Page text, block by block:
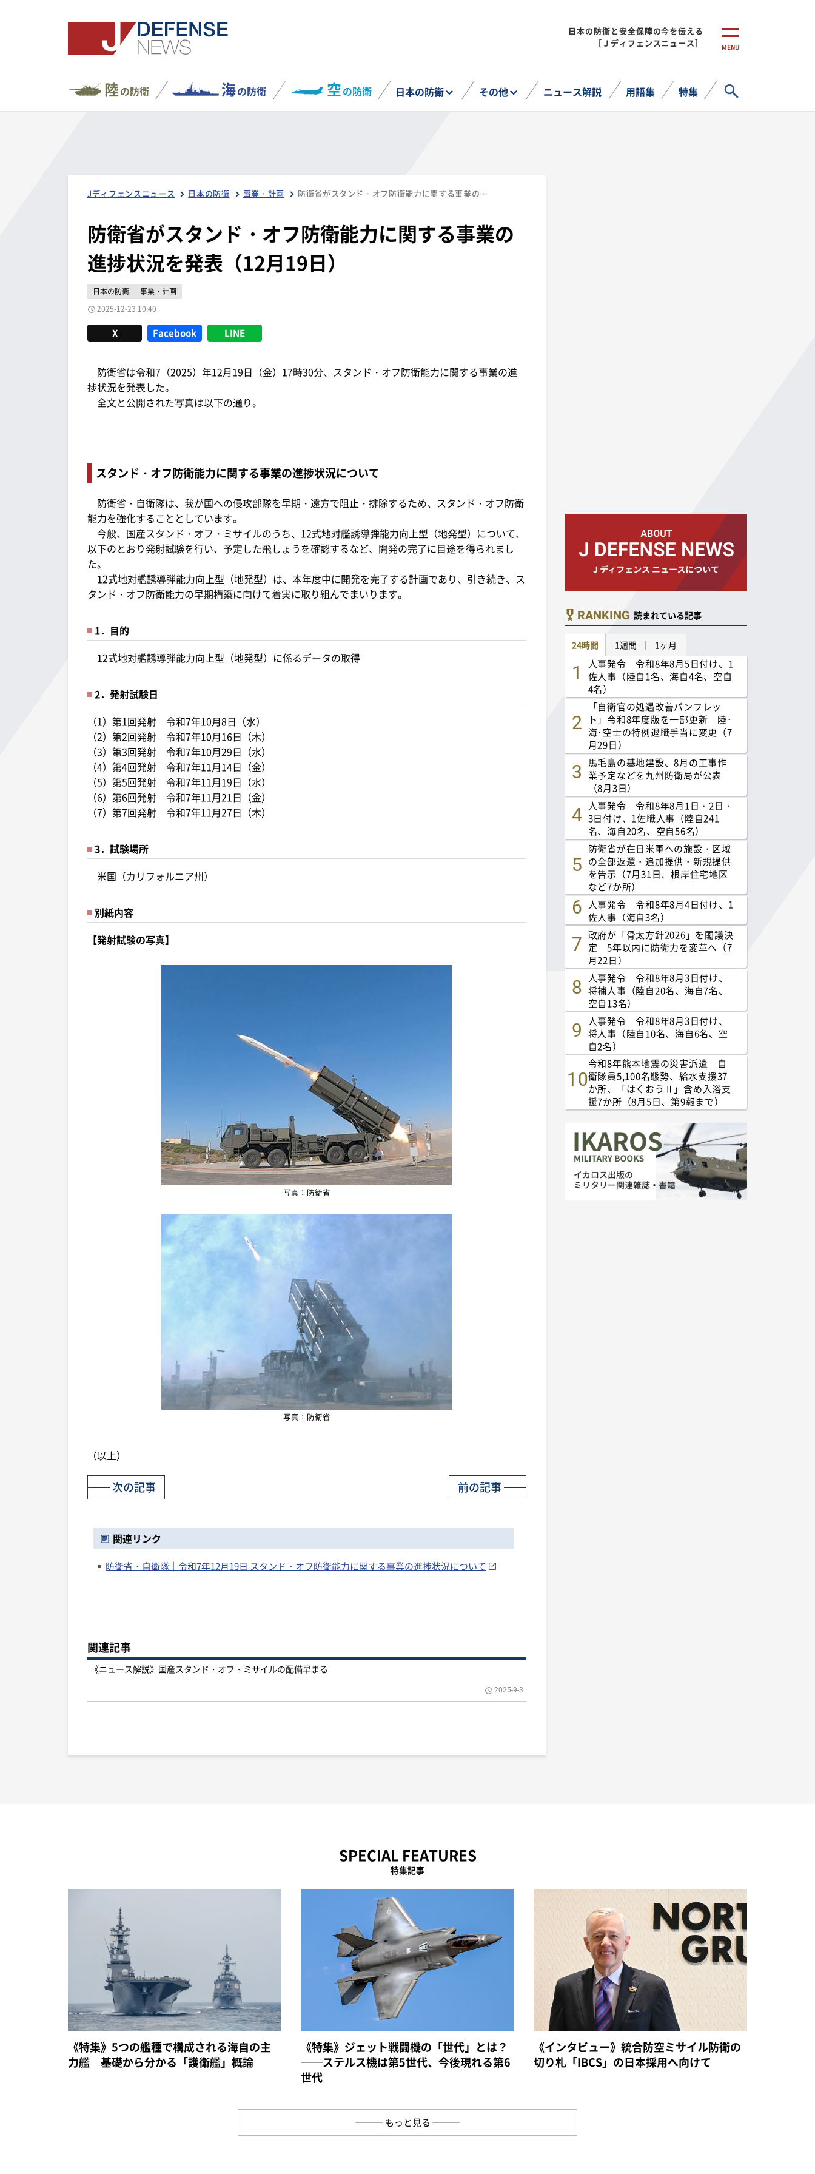
日本の防衛と安全保障の今を伝える
［Ｊディフェンスニュース］
MENU
陸の防衛 海の防衛 空の防衛 日本の防衛 その他 ニュース解説 用語集 特集
Jディフェンスニュース 日本の防衛 事業・計画 防衛省がスタンド・オフ防衛能力に関する事業の進捗状況を発表（12月19日）
防衛省がスタンド・オフ防衛能力に関する事業の
進捗状況を発表（12月19日）
日本の防衛
事業・計画
2025-12-23 10:40
X Facebook LINE
防衛省は令和7（2025）年12月19日（金）17時30分、スタンド・オフ防衛能力に関する事業の進
捗状況を発表した。
全文と公開された写真は以下の通り。
スタンド・オフ防衛能力に関する事業の進捗状況について
防衛省・自衛隊は、我が国への侵攻部隊を早期・遠方で阻止・排除するため、スタンド・オフ防衛
能力を強化することとしています。
今般、国産スタンド・オフ・ミサイルのうち、12式地対艦誘導弾能力向上型（地発型）について、
以下のとおり発射試験を行い、予定した飛しょうを確認するなど、開発の完了に目途を得られまし
た。
12式地対艦誘導弾能力向上型（地発型）は、本年度中に開発を完了する計画であり、引き続き、ス
タンド・オフ防衛能力の早期構築に向けて着実に取り組んでまいります。
1．目的
12式地対艦誘導弾能力向上型（地発型）に係るデータの取得
2．発射試験日
（1）第1回発射 令和7年10月8日（水）
（2）第2回発射 令和7年10月16日（木）
（3）第3回発射 令和7年10月29日（水）
（4）第4回発射 令和7年11月14日（金）
（5）第5回発射 令和7年11月19日（水）
（6）第6回発射 令和7年11月21日（金）
（7）第7回発射 令和7年11月27日（木）
3．試験場所
米国（カリフォルニア州）
別紙内容
【発射試験の写真】
写真：防衛省
写真：防衛省
（以上）
前の記事
次の記事
関連リンク
防衛省・自衛隊｜令和7年12月19日 スタンド・オフ防衛能力に関する事業の進捗状況について
RANKING 読まれている記事
24時間 1週間 1ヶ月
人事発令 令和8年8月5日付け、1
佐人事（陸自1名、海自4名、空自
4名）
「自衛官の処遇改善パンフレッ
ト」令和8年度版を一部更新 陸･
海･空士の特例退職手当に変更（7
月29日）
馬毛島の基地建設、8月の工事作
業予定などを九州防衛局が公表
（8月3日）
人事発令 令和8年8月1日・2日・
3日付け、1佐職人事（陸自241
名、海自20名、空自56名）
防衛省が在日米軍への施設・区域
の全部返還・追加提供・新規提供
を告示（7月31日、根岸住宅地区
など7か所）
人事発令 令和8年8月4日付け、1
佐人事（海自3名）
政府が「骨太方針2026」を閣議決
定 5年以内に防衛力を変革へ（7
月22日）
人事発令 令和8年8月3日付け、
将補人事（陸自20名、海自7名、
空自13名）
人事発令 令和8年8月3日付け、
将人事（陸自10名、海自6名、空
自2名）
令和8年熊本地震の災害派遣 自
衛隊員5,100名態勢、給水支援37
か所、「はくおうⅡ」含め入浴支
援7か所（8月5日、第9報まで）
関連記事
《ニュース解説》国産スタンド・オフ・ミサイルの配備早まる
2025-9-3
SPECIAL FEATURES
特集記事
《特集》5つの艦種で構成される海自の主
力艦 基礎から分かる「護衛艦」概論
《特集》ジェット戦闘機の「世代」とは？
──ステルス機は第5世代、今後現れる第6
世代
《インタビュー》統合防空ミサイル防衛の
切り札「IBCS」の日本採用へ向けて
もっと見る